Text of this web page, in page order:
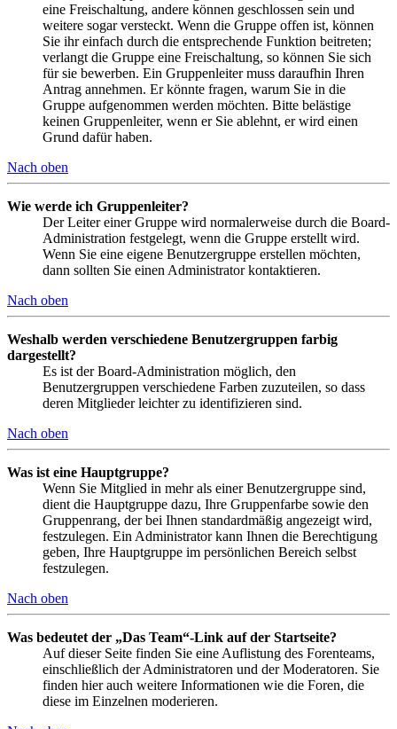
eine Freischaltung, andere können geschlossen sein und
weitere sogar versteckt. Wenn die Gruppe offen ist, können
Sie ihr einfach durch die entsprechende Funktion beitreten;
verlangt die Gruppe eine Freischaltung, so können Sie sich
für sie bewerben. Ein Gruppenleiter muss daraufhin Ihren
Antrag annehmen. Er könnte fragen, warum Sie in die
Gruppe aufgenommen werden möchten. Bitte belästige
keinen Gruppenleiter, wenn er Sie ablehnt, er wird einen
Grund dafür haben.
Nach oben
Wie werde ich Gruppenleiter?
Der Leiter einer Gruppe wird normalerweise durch die Board-
Administration festgelegt, wenn die Gruppe erstellt wird.
Wenn Sie eine eigene Benutzergruppe erstellen möchten,
dann sollten Sie einen Administrator kontaktieren.
Nach oben
Weshalb werden verschiedene Benutzergruppen farbig
dargestellt?
Es ist der Board-Administration möglich, den
Benutzergruppen verschiedene Farben zuzuteilen, so dass
deren Mitglieder leichter zu identifizieren sind.
Nach oben
Was ist eine Hauptgruppe?
Wenn Sie Mitglied in mehr als einer Benutzergruppe sind,
dient die Hauptgruppe dazu, Ihre Gruppenfarbe sowie den
Gruppenrang, der bei Ihnen standardmäßig angezeigt wird,
festzulegen. Ein Administrator kann Ihnen die Berechtigung
geben, Ihre Hauptgruppe im persönlichen Bereich selbst
festzulegen.
Nach oben
Was bedeutet der „Das Team“-Link auf der Startseite?
Auf dieser Seite finden Sie eine Auflistung des Forenteams,
einschließlich der Administratoren und der Moderatoren. Sie
finden hier auch weitere Informationen wie die Foren, die
diese im Einzelnen moderieren.